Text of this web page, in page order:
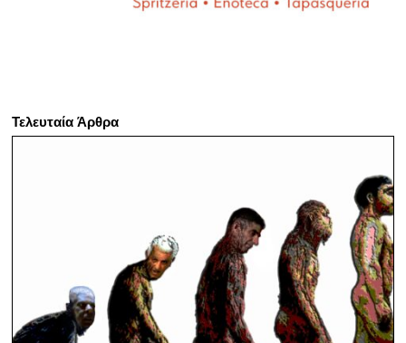
Τελευταία Άρθρα